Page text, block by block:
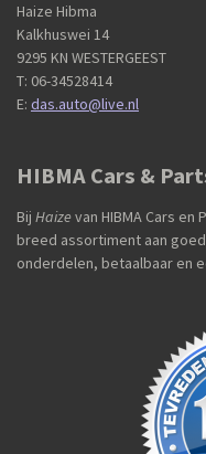
Haize Hibma
Kalkhuswei 14
9295 KN WESTERGEEST
T: 06-34528414
E: das.auto@live.nl
HIBMA Cars &
Bij Haizevan HIBMA Cars
breed assortiment aan
onderdelen, betaalbaar en